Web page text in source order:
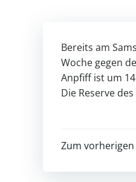
Bereits am
Woche gegen
Anpfiff ist um
Die Reserve
Post
Zum